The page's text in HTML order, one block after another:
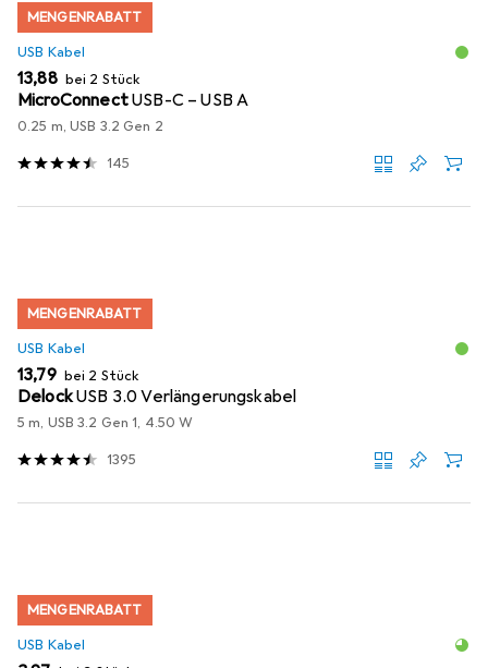
MENGENRABATT
USB Kabel
EUR
13,88 bei 2 Stück
MicroConnectUSB-C – USB A
0.25 m, USB 3.2 Gen 2
145
MENGENRABATT
USB Kabel
EUR
13,79 bei 2 Stück
DelockUSB 3.0 Verlängerungskabel
5 m, USB 3.2 Gen 1, 4.50 W
1395
MENGENRABATT
USB Kabel